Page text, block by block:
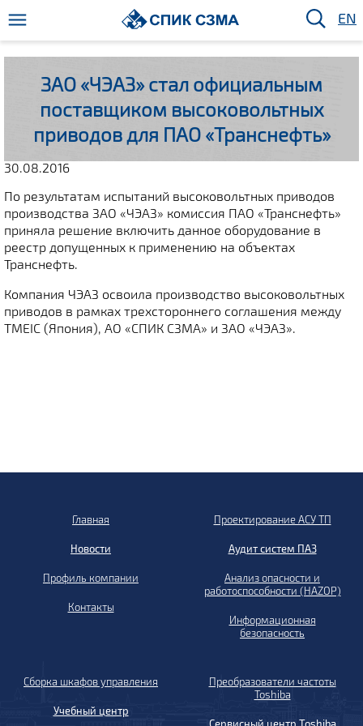
EN
ЗАО «ЧЭАЗ» стал официальным
поставщиком высоковольтных
приводов для ПАО «Транснефть»
30.08.2016
По результатам испытаний высоковольтных приводов
производства ЗАО «ЧЭАЗ» комиссия ПАО «Транснефть»
приняла решение включить данное оборудование в
реестр допущенных к применению на объектах
Транснефть.
Компания ЧЭАЗ освоила производство высоковольтных
приводов в рамках трехстороннего соглашения между
TMEIC (Япония), АО «СПИК СЗМА» и ЗАО «ЧЭАЗ».
Главная
Новости
Профиль компании
Контакты
Проектирование АСУ ТП
Аудит систем ПАЗ
Анализ опасности и
работоспособности (HAZOP)
Информационная
безопасность
Сборка шкафов управления
Учебный центр
Преобразователи частоты
Toshiba